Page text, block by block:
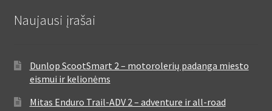
Naujausi įrašai
Dunlop ScootSmart 2 – motorolerių padanga miesto
eismui ir kelionėms
Mitas Enduro Trail-ADV 2 – adventure ir all-road